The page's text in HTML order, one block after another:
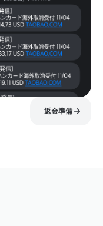
返金準備